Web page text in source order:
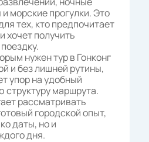
морские прогулки. Это
тех, кто предпочитает
хочет получить
нужен тур в Гонконг
и без лишней рутины,
упор на удобный
структуру маршрута.
рассматривать
городской опыт,
даты, но и
дня.